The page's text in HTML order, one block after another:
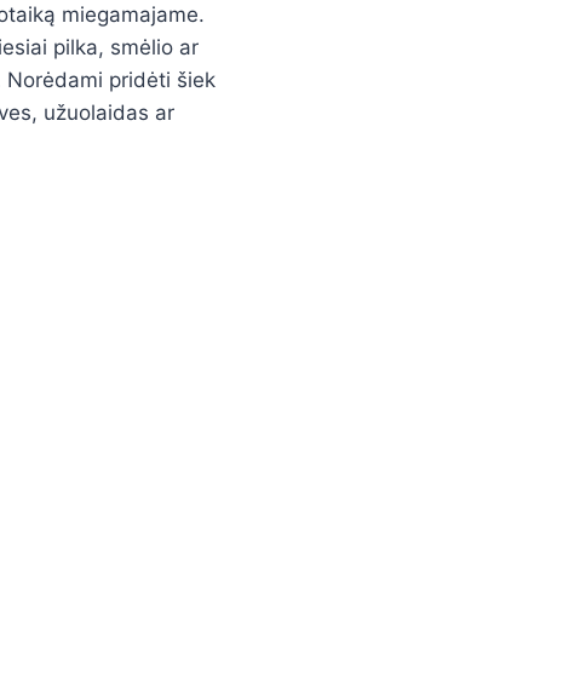
miegamajame.
pilka, smėlio ar
pridėti šiek
užuolaidas ar